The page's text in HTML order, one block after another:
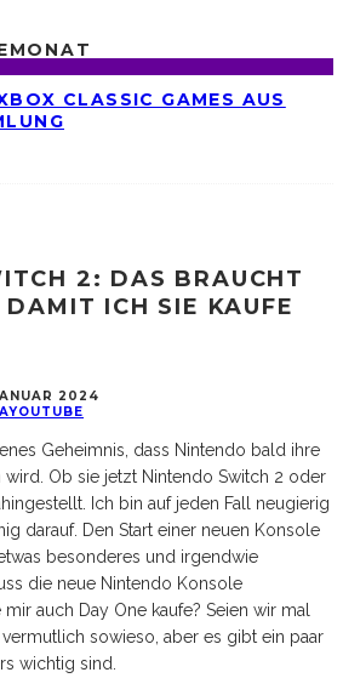
MONAT
CLASSIC GAMES AUS
2: DAS BRAUCHT
ICH SIE KAUFE
2024
YOUTUBE
Geheimnis, dass Nintendo bald ihre
Ob sie jetzt Nintendo Switch 2 oder
Ich bin auf jeden Fall neugierig
darauf. Den Start einer neuen Konsole
besonderes und irgendwie
die neue Nintendo Konsole
auch Day One kaufe? Seien wir mal
sowieso, aber es gibt ein paar
wichtig sind.